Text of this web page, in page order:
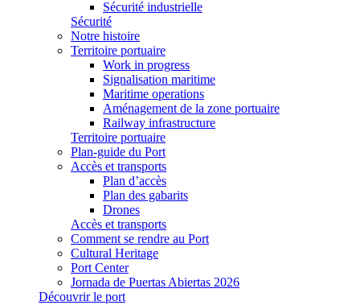
Sécurité industrielle
Sécurité
Notre histoire
Territoire portuaire
Work in progress
Signalisation maritime
Maritime operations
Aménagement de la zone portuaire
Railway infrastructure
Territoire portuaire
Plan-guide du Port
Accès et transports
Plan d’accès
Plan des gabarits
Drones
Accès et transports
Comment se rendre au Port
Cultural Heritage
Port Center
Jornada de Puertas Abiertas 2026
Découvrir le port